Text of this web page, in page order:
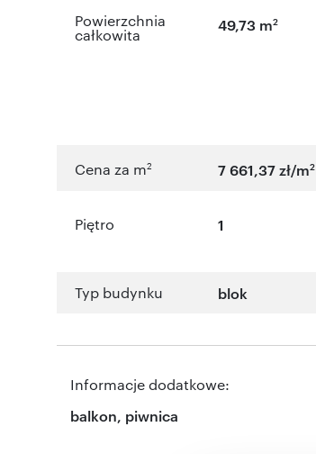
Powierzchnia
całkowita
49,73 m2
Cena za m2 7 661,37 zł/m2
Piętro 1
Typ budynku blok
Informacje dodatkowe:
balkon, piwnica